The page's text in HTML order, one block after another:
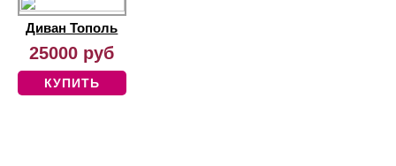
Диван Тополь
25000 руб
КУПИТЬ